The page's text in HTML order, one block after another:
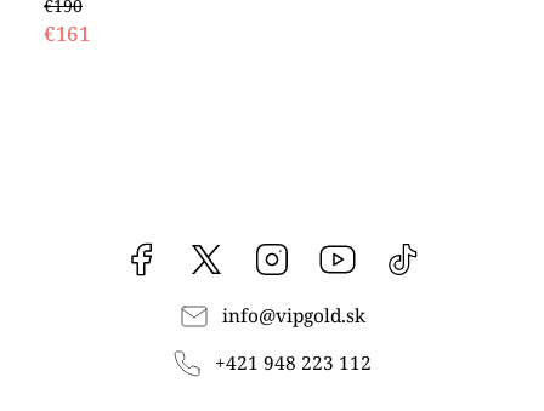
€190
€161
Facebook vipgoldsk Instagram YouTube
info@vipgold.sk
+421 948 223 112